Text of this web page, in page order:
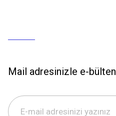
Mail adresinizle e-